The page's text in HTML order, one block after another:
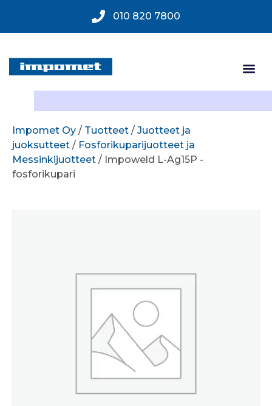
010 820 7800
Impomet Oy / Tuotteet / Juotteet ja
juoksutteet / Fosforikuparijuotteet ja
Messinkijuotteet / Impoweld L-Ag15P -
fosforikupari